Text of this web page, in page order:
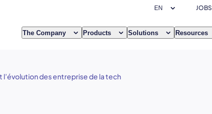
JOBS
The Company Products Solutions Resources
des entreprise de la tech